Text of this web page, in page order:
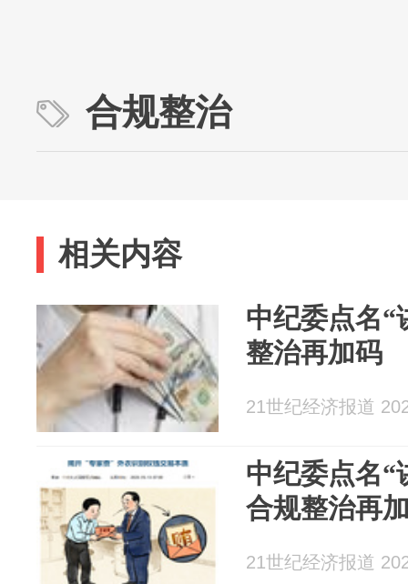
合规整治
相关内容
中纪委点名“
整治再加码
21世纪经济报道
中纪委点名“
合规整治再
21世纪经济报道